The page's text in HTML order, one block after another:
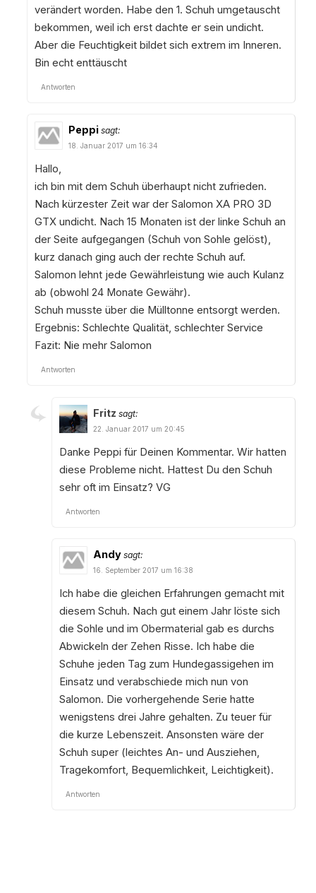
verändert worden. Habe den 1. Schuh umgetauscht
bekommen, weil ich erst dachte er sein undicht.
Aber die Feuchtigkeit bildet sich extrem im Inneren.
Bin echt enttäuscht
Antworten
Peppi sagt:
18. Januar 2017 um 16:34
Hallo,
ich bin mit dem Schuh überhaupt nicht zufrieden.
Nach kürzester Zeit war der Salomon XA PRO 3D
GTX undicht. Nach 15 Monaten ist der linke Schuh an
der Seite aufgegangen (Schuh von Sohle gelöst),
kurz danach ging auch der rechte Schuh auf.
Salomon lehnt jede Gewährleistung wie auch Kulanz
ab (obwohl 24 Monate Gewähr).
Schuh musste über die Mülltonne entsorgt werden.
Ergebnis: Schlechte Qualität, schlechter Service
Fazit: Nie mehr Salomon
Antworten
Fritz sagt:
22. Januar 2017 um 20:45
Danke Peppi für Deinen Kommentar. Wir hatten
diese Probleme nicht. Hattest Du den Schuh
sehr oft im Einsatz? VG
Antworten
Andy sagt:
16. September 2017 um 16:38
Ich habe die gleichen Erfahrungen gemacht mit
diesem Schuh. Nach gut einem Jahr löste sich
die Sohle und im Obermaterial gab es durchs
Abwickeln der Zehen Risse. Ich habe die
Schuhe jeden Tag zum Hundegassigehen im
Einsatz und verabschiede mich nun von
Salomon. Die vorhergehende Serie hatte
wenigstens drei Jahre gehalten. Zu teuer für
die kurze Lebenszeit. Ansonsten wäre der
Schuh super (leichtes An- und Ausziehen,
Tragekomfort, Bequemlichkeit, Leichtigkeit).
Antworten